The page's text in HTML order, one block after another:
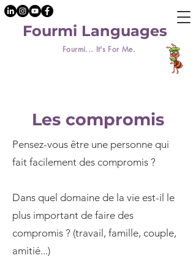
Fourmi... It's For Me.
Fourmi Languages
Les compromis
Pensez-vous être une personne qui
fait facilement des compromis ?
Dans quel domaine de la vie est-il le
plus important de faire des
compromis ? (travail, famille, couple,
amitié...)